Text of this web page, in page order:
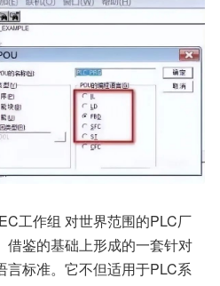
工作组 对世界范围的PLC厂
借鉴的基础上形成的一套针对
言标准。它不但适用于PLC系